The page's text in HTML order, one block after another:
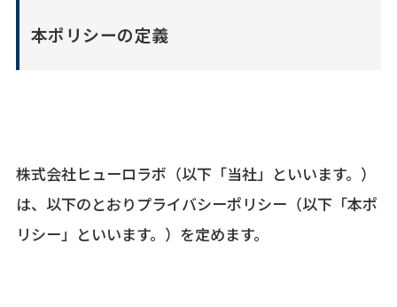
本ポリシーの定義
株式会社ヒューロラボ（以下「当社」といいます。）
は、以下のとおりプライバシーポリシー（以下「本ポ
リシー」といいます。）を定めます。